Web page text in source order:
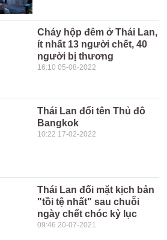
Cháy hộp đêm ở Thái Lan,
ít nhất 13 người chết, 40
người bị thương
16:10 05-08-2022
Thái Lan đổi tên Thủ đô
Bangkok
10:22 17-02-2022
Thái Lan đối mặt kịch bản
"tồi tệ nhất" sau chuỗi
ngày chết chóc kỷ lục
09:46 20-07-2021